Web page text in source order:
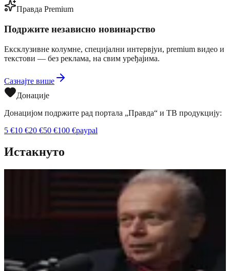
Правда Premium
Подржите независно новинарство
Ексклузивне колумне, специјални интервјуи, premium видео и
текстови — без реклама, на свим уређајима.
Сазнајте више
Донације
Донацијом подржите рад портала „Правда“ и ТВ продукцију:
5 €10 €20 €50 €100 €paypal
Истакнуто